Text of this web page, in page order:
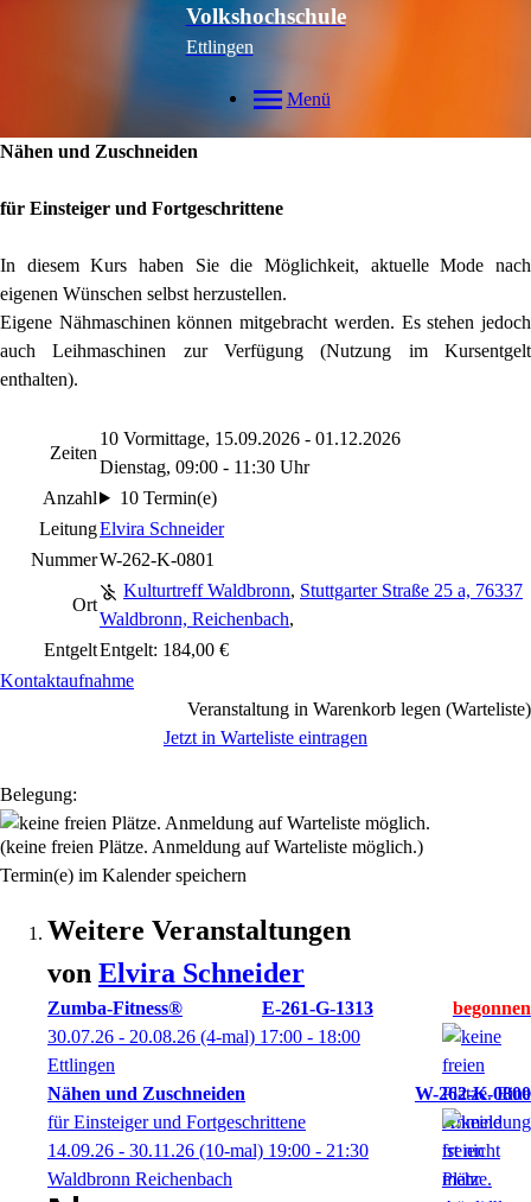
Volkshochschule
Ettlingen
Menü
Nähen und Zuschneiden
für Einsteiger und Fortgeschrittene
In diesem Kurs haben Sie die Möglichkeit, aktuelle Mode nach
eigenen Wünschen selbst herzustellen.
Eigene Nähmaschinen können mitgebracht werden. Es stehen jedoch
auch Leihmaschinen zur Verfügung (Nutzung im Kursentgelt
enthalten).
Zeiten
10 Vormittage, 15.09.2026 - 01.12.2026
Dienstag, 09:00 - 11:30 Uhr
Anzahl
10 Termin(e)
LeitungElvira Schneider
NummerW-262-K-0801
Ort
Kulturtreff Waldbronn, Stuttgarter Straße 25 a, 76337
Waldbronn, Reichenbach,
EntgeltEntgelt: 184,00 €
Kontaktaufnahme
Veranstaltung in Warenkorb legen (Warteliste)
Jetzt in Warteliste eintragen
Belegung:
(keine freien Plätze. Anmeldung auf Warteliste möglich.)
Termin(e) im Kalender speichern
Weitere Veranstaltungen
von Elvira Schneider
Zumba-Fitness®
E-261-G-1313
30.07.26 - 20.08.26 (4-mal) 17:00 - 18:00
Ettlingen
Nähen und Zuschneiden
W-262-K-0800
für Einsteiger und Fortgeschrittene
14.09.26 - 30.11.26 (10-mal) 19:00 - 21:30
Waldbronn Reichenbach